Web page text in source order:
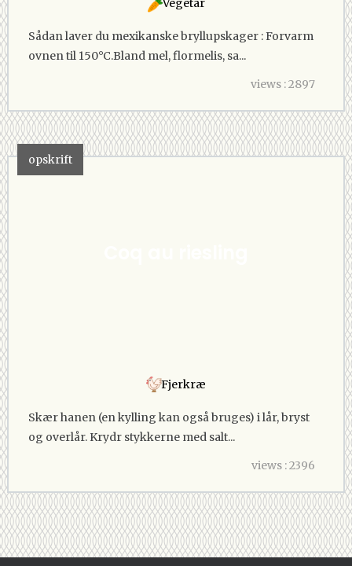
Vegetar
Sådan laver du mexikanske bryllupskager : Forvarm
ovnen til 150°C.Bland mel, flormelis, sa...
views : 2897
opskrift
Fjerkræ
Skær hanen (en kylling kan også bruges) i lår, bryst
og overlår. Krydr stykkerne med salt...
views : 2396